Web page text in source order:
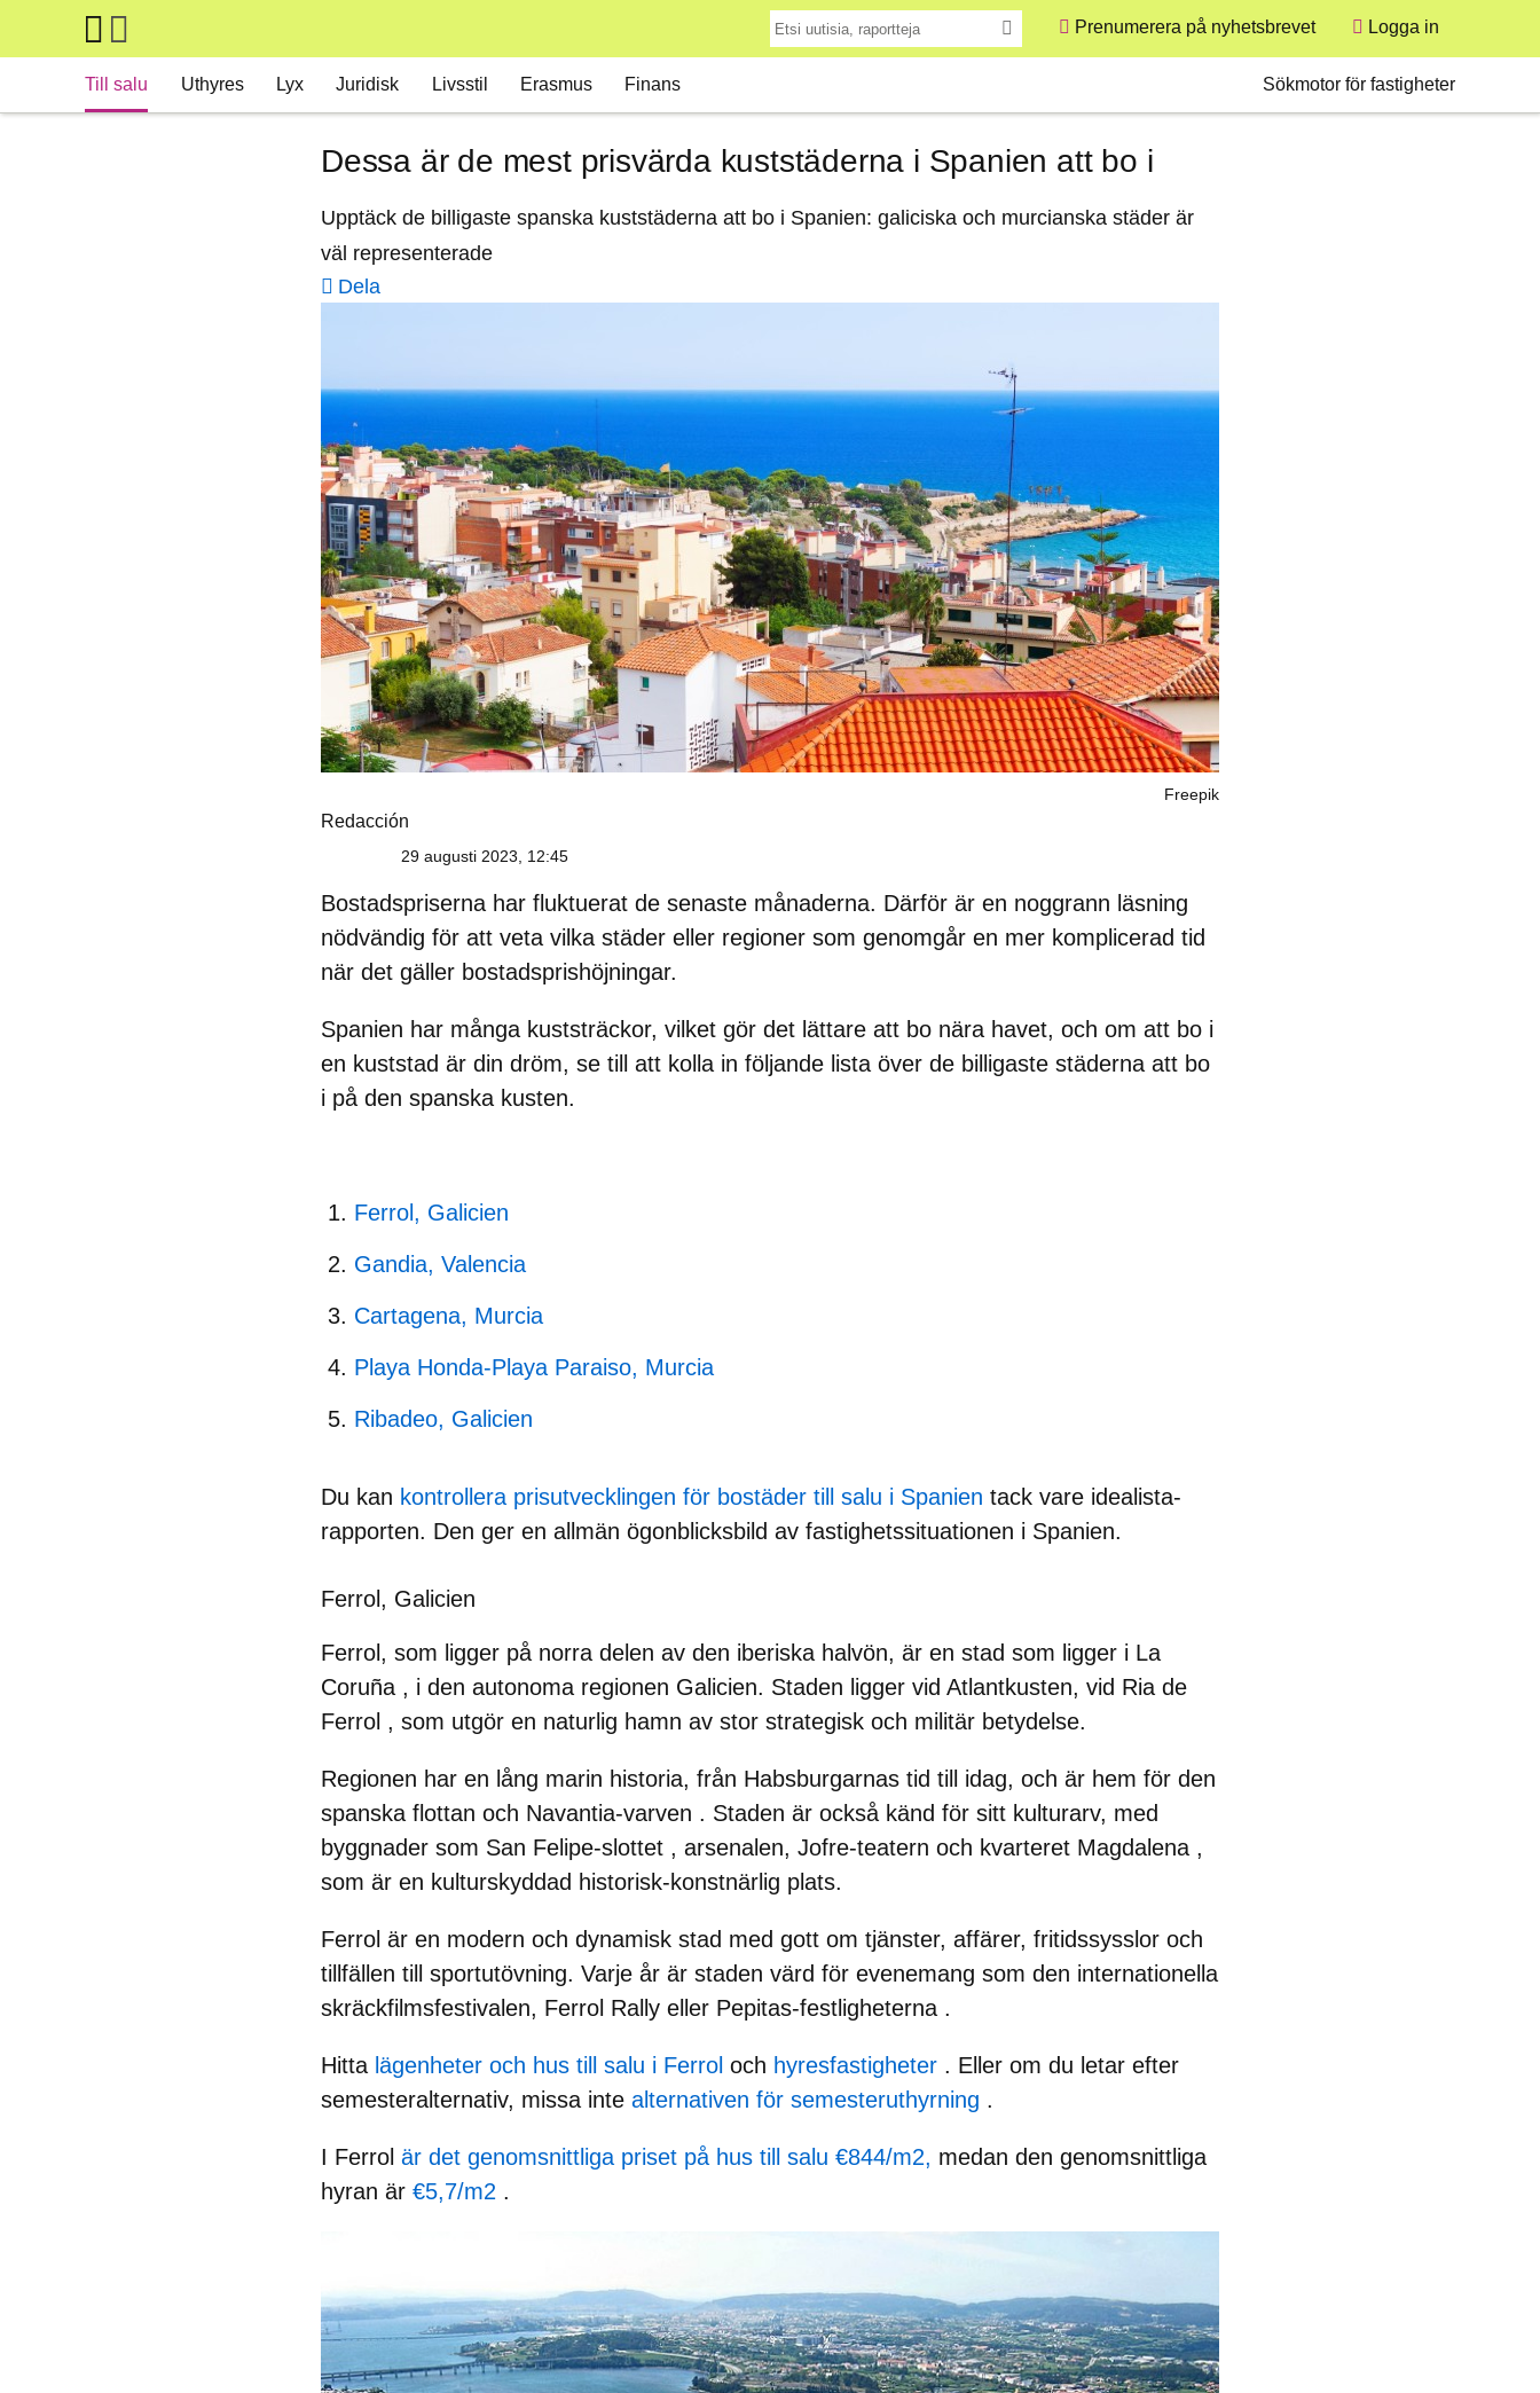
Skip to main content
Prenumerera på nyhetsbrevet
User
Logga in
Till salu Uthyres Lyx Juridisk Livsstil Erasmus Finans Sökmotor för fastigheter
Dessa är de mest prisvärda kuststäderna i Spanien att bo i
Upptäck de billigaste spanska kuststäderna att bo i Spanien: galiciska och murcianska städer är
väl representerade
Dela
Freepik
Redacción
29 augusti 2023, 12:45
Bostadspriserna har fluktuerat de senaste månaderna. Därför är en noggrann läsning
nödvändig för att veta vilka städer eller regioner som genomgår en mer komplicerad tid
när det gäller bostadsprishöjningar.
Spanien har många kuststräckor, vilket gör det lättare att bo nära havet, och om att bo i
en kuststad är din dröm, se till att kolla in följande lista över de billigaste städerna att bo
i på den spanska kusten.
Ferrol, Galicien
Gandia, Valencia
Cartagena, Murcia
Playa Honda-Playa Paraiso, Murcia
Ribadeo, Galicien
Du kan kontrollera prisutvecklingen för bostäder till salu i Spanien tack vare idealista-
rapporten. Den ger en allmän ögonblicksbild av fastighetssituationen i Spanien.
Ferrol, Galicien
Ferrol, som ligger på norra delen av den iberiska halvön, är en stad som ligger i La
Coruña , i den autonoma regionen Galicien. Staden ligger vid Atlantkusten, vid Ria de
Ferrol , som utgör en naturlig hamn av stor strategisk och militär betydelse.
Regionen har en lång marin historia, från Habsburgarnas tid till idag, och är hem för den
spanska flottan och Navantia-varven . Staden är också känd för sitt kulturarv, med
byggnader som San Felipe-slottet , arsenalen, Jofre-teatern och kvarteret Magdalena ,
som är en kulturskyddad historisk-konstnärlig plats.
Ferrol är en modern och dynamisk stad med gott om tjänster, affärer, fritidssysslor och
tillfällen till sportutövning. Varje år är staden värd för evenemang som den internationella
skräckfilmsfestivalen, Ferrol Rally eller Pepitas-festligheterna .
Hitta lägenheter och hus till salu i Ferrol och hyresfastigheter . Eller om du letar efter
semesteralternativ, missa inte alternativen för semesteruthyrning .
I Ferrol är det genomsnittliga priset på hus till salu €844/m2, medan den genomsnittliga
hyran är €5,7/m2 .